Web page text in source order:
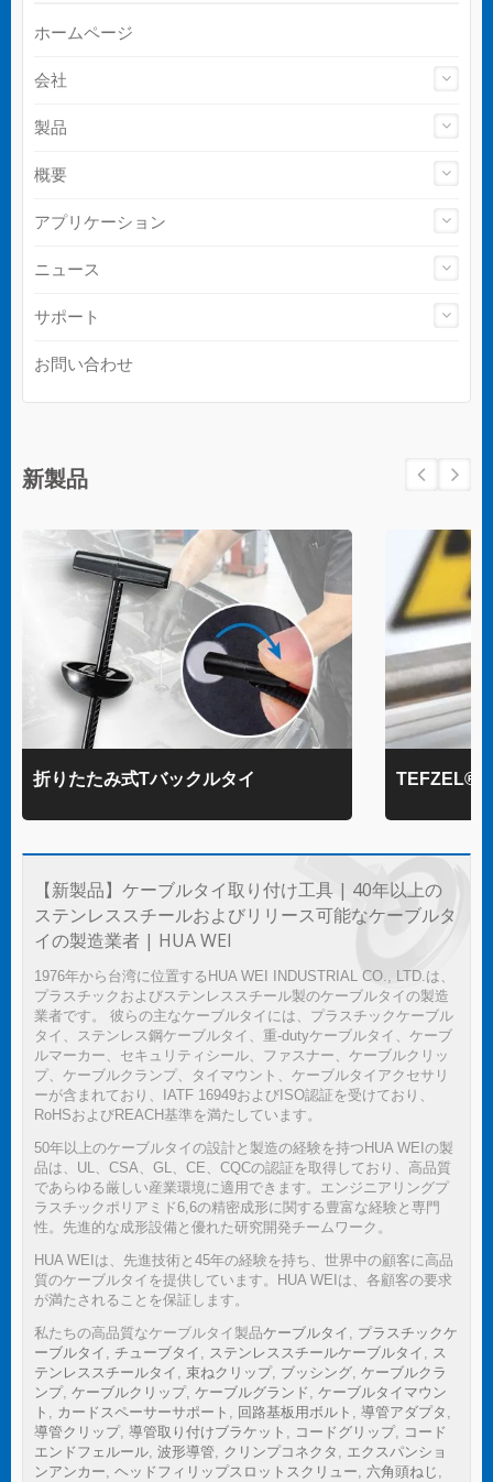
ホームページ
会社
製品
概要
アプリケーション
ニュース
サポート
お問い合わせ
新製品
折りたたみ式Tバックルタイ TEFZEL®
【新製品】ケーブルタイ取り付け工具 | 40年以上の
ステンレススチールおよびリリース可能なケーブルタ
イの製造業者 | HUA WEI
1976年から台湾に位置するHUA WEI INDUSTRIAL CO., LTD.は、
プラスチックおよびステンレススチール製のケーブルタイの製造
業者です。 彼らの主なケーブルタイには、プラスチックケーブル
タイ、ステンレス鋼ケーブルタイ、重-dutyケーブルタイ、ケーブ
ルマーカー、セキュリティシール、ファスナー、ケーブルクリッ
プ、ケーブルクランプ、タイマウント、ケーブルタイアクセサリ
ーが含まれており、IATF 16949およびISO認証を受けており、
RoHSおよびREACH基準を満たしています。
50年以上のケーブルタイの設計と製造の経験を持つHUA WEIの製
品は、UL、CSA、GL、CE、CQCの認証を取得しており、高品質
であらゆる厳しい産業環境に適用できます。エンジニアリングプ
ラスチックポリアミド6,6の精密成形に関する豊富な経験と専門
性。先進的な成形設備と優れた研究開発チームワーク。
HUA WEIは、先進技術と45年の経験を持ち、世界中の顧客に高品
質のケーブルタイを提供しています。HUA WEIは、各顧客の要求
が満たされることを保証します。
私たちの高品質なケーブルタイ製品ケーブルタイ , プラスチックケ
ーブルタイ , チューブタイ , ステンレススチールケーブルタイ , ス
テンレススチールタイ , 束ねクリップ, ブッシング, ケーブルクラ
ンプ, ケーブルクリップ, ケーブルグランド , ケーブルタイマウン
ト , カードスペーサーサポート , 回路基板用ボルト , 導管アダプタ ,
導管クリップ, 導管取り付けブラケット , コードグリップ, コード
エンドフェルール, 波形導管, クリンプコネクタ , エクスパンショ
ンアンカー, ヘッドフィリップスロットスクリュー, 六角頭ねじ ,